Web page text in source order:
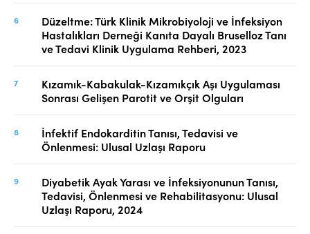
Düzeltme: Türk Klinik Mikrobiyoloji ve İnfeksiyon
Hastalıkları Derneği Kanıta Dayalı Bruselloz Tanı
ve Tedavi Klinik Uygulama Rehberi, 2023
Kızamık-Kabakulak-Kızamıkçık Aşı Uygulaması
Sonrası Gelişen Parotit ve Orşit Olguları
İnfektif Endokarditin Tanısı, Tedavisi ve
Önlenmesi: Ulusal Uzlaşı Raporu
Diyabetik Ayak Yarası ve İnfeksiyonunun Tanısı,
Tedavisi, Önlenmesi ve Rehabilitasyonu: Ulusal
Uzlaşı Raporu, 2024